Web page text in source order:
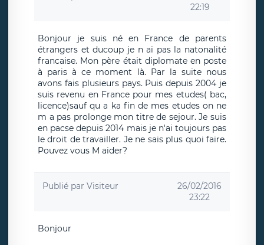
22:19
Bonjour je suis né en France de parents
étrangers et ducoup je n ai pas la natonalité
francaise. Mon père était diplomate en poste
à paris à ce moment là. Par la suite nous
avons fais plusieurs pays. Puis depuis 2004 je
suis revenu en France pour mes etudes( bac,
licence)sauf qu a ka fin de mes etudes on ne
m a pas prolonge mon titre de sejour. Je suis
en pacse depuis 2014 mais je n'ai toujours pas
le droit de travailler. Je ne sais plus quoi faire.
Pouvez vous M aider?
Publié par Visiteur
26/02/2016
23:22
Bonjour